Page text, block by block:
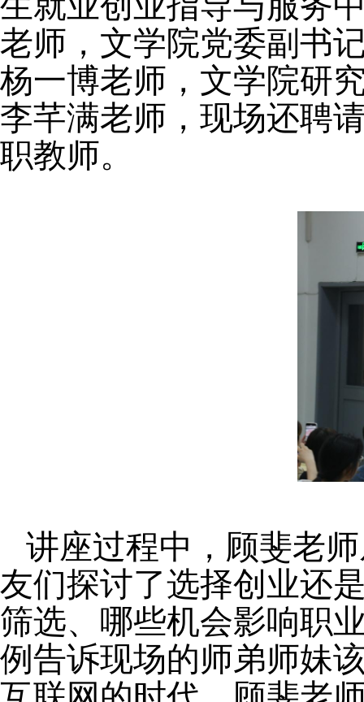
老师，文学院党委副书
杨一博老师，文学院研
李芊满老师，现场还聘
职教师。
讲座过程中，顾斐老
友们探讨了选择创业还
筛选、哪些机会影响职
例告诉现场的师弟师妹